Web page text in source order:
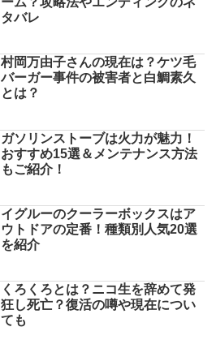
タバレ
村岡万由子さんの現在は？ケツ毛
バーガー事件の被害者と白鯛素久
とは？
ガソリンストーブは火力が魅力！
おすすめ15選＆メンテナンス方法
もご紹介！
イグルーのクーラーボックスはア
ウトドアの定番！種類別人気20選
を紹介
くろくろとは？ニコ生を辞めて発
狂し死亡？復活の噂や現在につい
ても